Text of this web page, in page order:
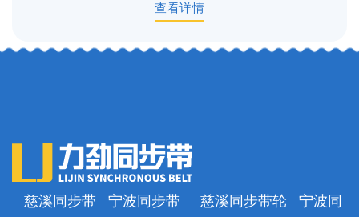
查看详情
慈溪同步带 宁波同步带 慈溪同步带轮 宁波同